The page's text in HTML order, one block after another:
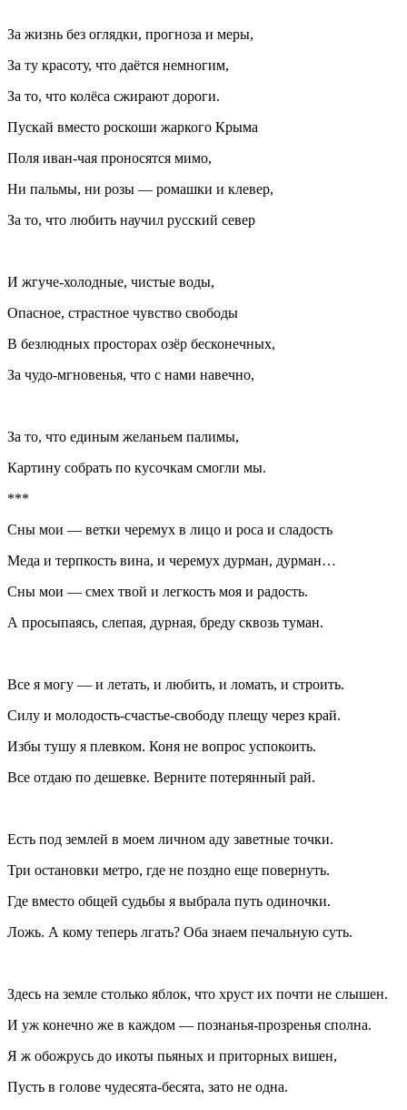
За жизнь без оглядки, прогноза и меры,
За ту красоту, что даётся немногим,
За то, что колёса сжирают дороги.
Пускай вместо роскоши жаркого Крыма
Поля иван-чая проносятся мимо,
Ни пальмы, ни розы — ромашки и клевер,
За то, что любить научил русский север
И жгуче-холодные, чистые воды,
Опасное, страстное чувство свободы
В безлюдных просторах озёр бесконечных,
За чудо-мгновенья, что с нами навечно,
За то, что единым желаньем палимы,
Картину собрать по кусочкам смогли мы.
***
Сны мои — ветки черемух в лицо и роса и сладость
Меда и терпкость вина, и черемух дурман, дурман…
Сны мои — смех твой и легкость моя и радость.
А просыпаясь, слепая, дурная, бреду сквозь туман.
Все я могу — и летать, и любить, и ломать, и строить.
Силу и молодость-счастье-свободу плещу через край.
Избы тушу я плевком. Коня не вопрос успокоить.
Все отдаю по дешевке. Верните потерянный рай.
Есть под землей в моем личном аду заветные точки.
Три остановки метро, где не поздно еще повернуть.
Где вместо общей судьбы я выбрала путь одиночки.
Ложь. А кому теперь лгать? Оба знаем печальную суть.
Здесь на земле столько яблок, что хруст их почти не слышен.
И уж конечно же в каждом — познанья-прозренья сполна.
Я ж обожрусь до икоты пьяных и приторных вишен,
Пусть в голове чудесята-бесята, зато не одна.